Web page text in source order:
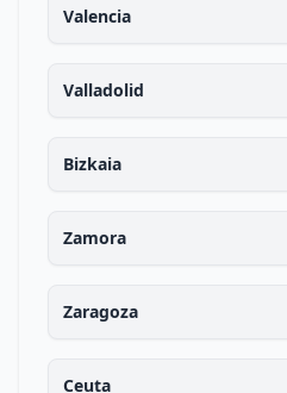
Valencia
Valladolid
Bizkaia
Zamora
Zaragoza
Ceuta